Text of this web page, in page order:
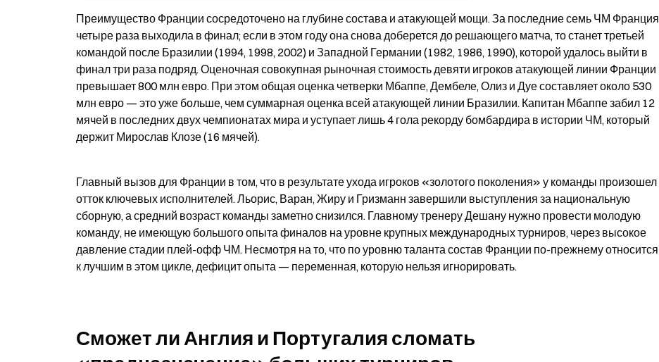
Преимущество Франции сосредоточено на глубине состава и атакующей мощи. За последние семь ЧМ Франция
четыре раза выходила в финал; если в этом году она снова доберется до решающего матча, то станет третьей
командой после Бразилии (1994, 1998, 2002) и Западной Германии (1982, 1986, 1990), которой удалось выйти в
финал три раза подряд. Оценочная совокупная рыночная стоимость девяти игроков атакующей линии Франции
превышает 800 млн евро. При этом общая оценка четверки Мбаппе, Дембеле, Олиз и Дуе составляет около 530
млн евро — это уже больше, чем суммарная оценка всей атакующей линии Бразилии. Капитан Мбаппе забил 12
мячей в последних двух чемпионатах мира и уступает лишь 4 гола рекорду бомбардира в истории ЧМ, который
держит Мирослав Клозе (16 мячей).
Главный вызов для Франции в том, что в результате ухода игроков «золотого поколения» у команды произошел
отток ключевых исполнителей. Льорис, Варан, Жиру и Гризманн завершили выступления за национальную
сборную, а средний возраст команды заметно снизился. Главному тренеру Дешану нужно провести молодую
команду, не имеющую большого опыта финалов на уровне крупных международных турниров, через высокое
давление стадии плей-офф ЧМ. Несмотря на то, что по уровню таланта состав Франции по-прежнему относится
к лучшим в этом цикле, дефицит опыта — переменная, которую нельзя игнорировать.
Сможет ли Англия и Португалия сломать